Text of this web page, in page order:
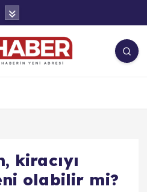
kiracıyı
olabilir mi?